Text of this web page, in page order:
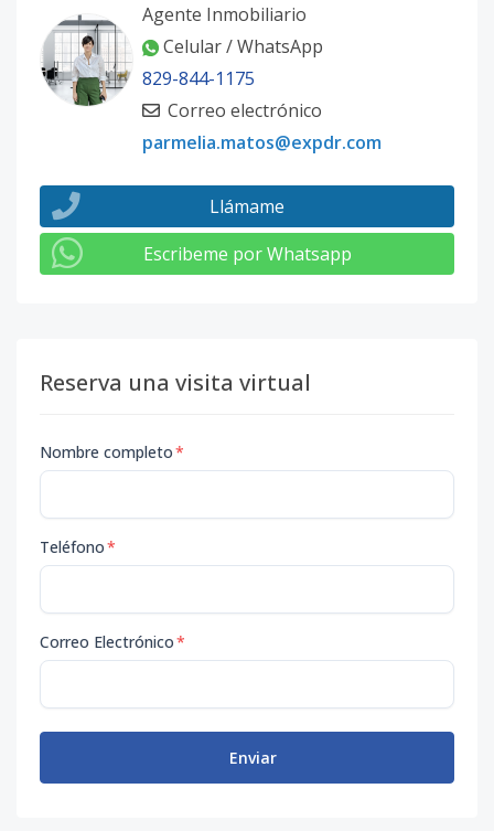
Agente Inmobiliario
Celular / WhatsApp
829-844-1175
Correo electrónico
parmelia.matos@expdr.com
Llámame
Escribeme por Whatsapp
Reserva una visita virtual
Nombre completo*
Teléfono*
Correo Electrónico*
Enviar